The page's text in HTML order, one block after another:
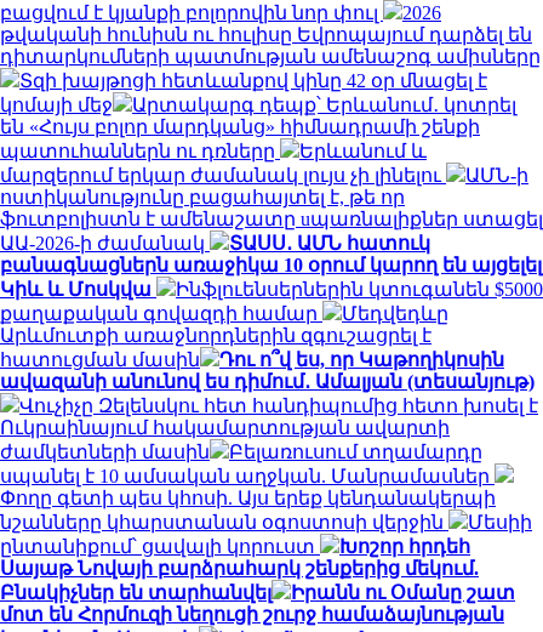
բացվում է կյանքի բոլորովին նոր փուլ
2026
թվականի հունիսն ու հուլիսը Եվրոպայում դարձել են
դիտարկումների պատմության ամենաշոգ ամիսները
Տզի խայթոցի հետևանքով կինը 42 օր մնացել է
կոմայի մեջ
Արտակարգ դեպք՝ Երևանում․ կոտրել
են «Հույս բոլոր մարդկանց» հիմնադրամի շենքի
պատուհաններն ու դռները
Երևանում և
մարզերում երկար ժամանակ լույս չի լինելու
ԱՄՆ-ի
ոստիկանությունը բացահայտել է, թե որ
ֆուտբոլիստն է ամենաշատը uպառնալիքներ ստացել
ԱԱ-2026-ի ժամանակ
ՏԱՍՍ․ ԱՄՆ հատուկ
բանագնացներն առաջիկա 10 օրում կարող են այցելել
Կիև և Մոսկվա
Ինֆլուենսերներին կտուգանեն $5000
քաղաքական գովազդի համար
Մեդվեդևը
Արևմուտքի առաջնորդներին զգուշացրել է
հատուցման մասին
Դու ո՞վ ես, որ Կաթողիկոսին
ավազանի անունով ես դիմում․ Ամալյան (տեսանյութ)
Վուչիչը Զելենսկու հետ հանդիպումից հետո խոսել է
Ուկրաինայում հակամարտության ավարտի
ժամկետների մասին
Բելառուսում տղամարդը
սպանել է 10 ամսական աղջկան. Մանրամասներ
Փողը գետի պես կհոսի. Այս երեք կենդանակերպի
նշանները կհարստանան օգոստոսի վերջին
Մեսիի
ընտանիքում՝ ցավալի կորուստ
Խոշոր հրդեհ
Սայաթ Նովայի բարձրահարկ շենքերից մեկում.
Բնակիչներ են տարհանվել
Իրանն ու Օմանը շատ
մոտ են Հորմուզի նեղուցի շուրջ համաձայնության